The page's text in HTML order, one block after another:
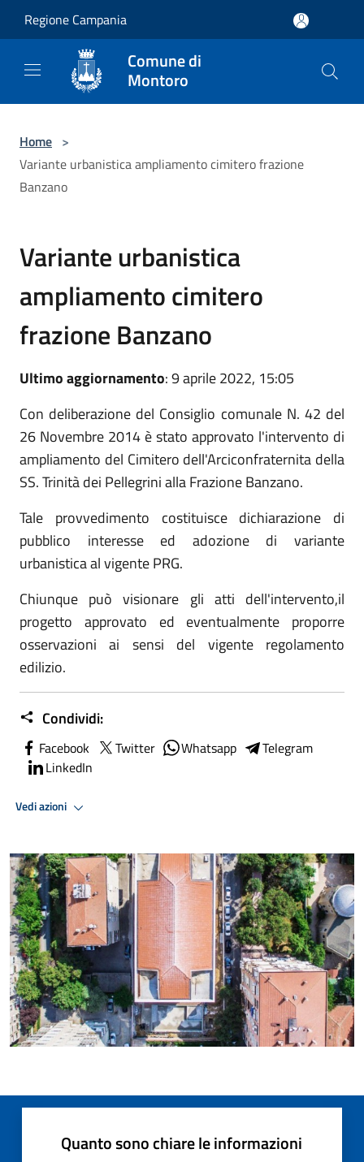
Regione Campania
Comune di
Montoro
Home >
Variante urbanistica ampliamento cimitero frazione
Banzano
Variante urbanistica
ampliamento cimitero
frazione Banzano
Ultimo aggiornamento: 9 aprile 2022, 15:05
Con deliberazione del Consiglio comunale N. 42 del
26 Novembre 2014 è stato approvato l'intervento di
ampliamento del Cimitero dell'Arciconfraternita della
SS. Trinità dei Pellegrini alla Frazione Banzano.
Tale provvedimento costituisce dichiarazione di
pubblico interesse ed adozione di variante
urbanistica al vigente PRG.
Chiunque può visionare gli atti dell'intervento,il
progetto approvato ed eventualmente proporre
osservazioni ai sensi del vigente regolamento
edilizio.
Condividi:
Facebook Twitter Whatsapp
Telegram
LinkedIn
Vedi azioni
Quanto sono chiare le informazioni